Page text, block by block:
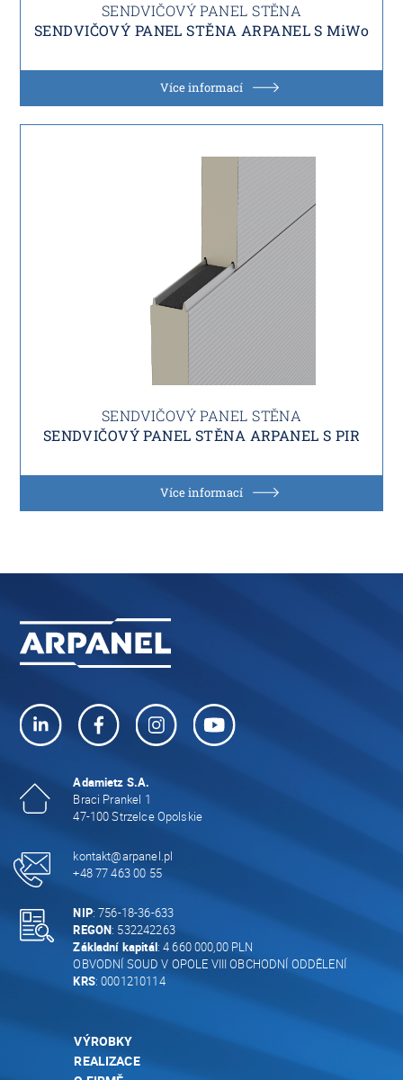
SENDVIČOVÝ PANEL STĚNA
SENDVIČOVÝ PANEL STĚNA ARPANEL S MiWo
Více informací
SENDVIČOVÝ PANEL STĚNA
SENDVIČOVÝ PANEL STĚNA ARPANEL S PIR
Více informací
Adamietz S.A.
Braci Prankel 1
47-100 Strzelce Opolskie
kontakt@arpanel.pl
+48 77 463 00 55
NIP: 756-18-36-633
REGON: 532242263
Základní kapitál: 4 660 000,00 PLN
OBVODNÍ SOUD V OPOLE VIII OBCHODNÍ ODDĚLENÍ
KRS: 0001210114
VÝROBKY
REALIZACE